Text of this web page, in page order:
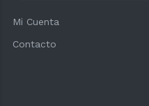
Mi Cuenta
Contacto